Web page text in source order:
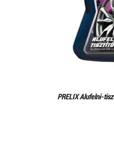
PRELIX Alufelni-